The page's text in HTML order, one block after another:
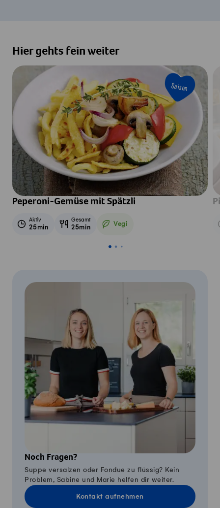
Hier gehts fein weiter
Saison
Peperoni-Gemüse mit Spätzli
Aktiv
25min
Gesamt
25min Vegi
Vegetarisch
Noch Fragen?
Suppe versalzen oder Fondue zu flüssig? Kein
Problem, Sabine und Marie helfen dir weiter.
Kontakt aufnehmen